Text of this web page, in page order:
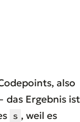
also
Ergebnis ist
s , weil es